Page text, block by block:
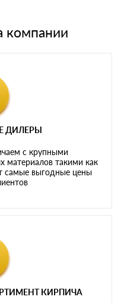
компании
ДИЛЕРЫ
с крупными
материалов такими как
самые выгодные цены
КИРПИЧА